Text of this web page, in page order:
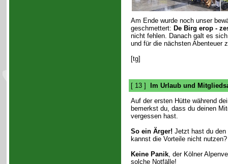
Am Ende wurde noch unser
geschmettert: De Birg erop -
nicht fehlen. Danach galt es
und für die nächsten Abenteuer
[tg]
[ 13 ]
Im Urlaub und
Auf der ersten Hütte während
bemerkst du, dass du deinen
vergessen hast.
So ein Ärger! Jetzt hast du den
kannst die Vorteile nicht nutzen?
Keine Panik, der Kölner
solche Notfälle!